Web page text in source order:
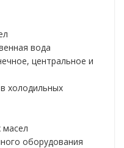
вода
центральное и
холодильных
масел
оборудования